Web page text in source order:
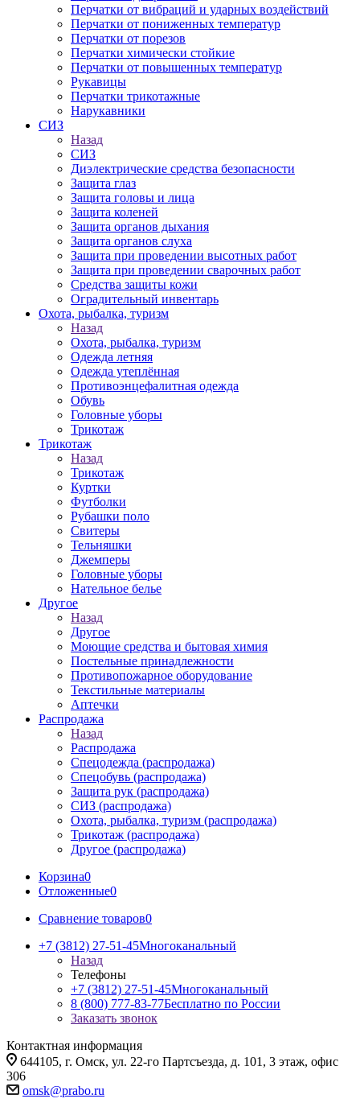
Перчатки от вибраций и ударных воздействий
Перчатки от пониженных температур
Перчатки от порезов
Перчатки химически стойкие
Перчатки от повышенных температур
Рукавицы
Перчатки трикотажные
Нарукавники
СИЗ
Назад
СИЗ
Диэлектрические средства безопасности
Защита глаз
Защита головы и лица
Защита коленей
Защита органов дыхания
Защита органов слуха
Защита при проведении высотных работ
Защита при проведении сварочных работ
Средства защиты кожи
Оградительный инвентарь
Охота, рыбалка, туризм
Назад
Охота, рыбалка, туризм
Одежда летняя
Одежда утеплённая
Противоэнцефалитная одежда
Обувь
Головные уборы
Трикотаж
Трикотаж
Назад
Трикотаж
Куртки
Футболки
Рубашки поло
Свитеры
Тельняшки
Джемперы
Головные уборы
Нательное белье
Другое
Назад
Другое
Моющие средства и бытовая химия
Постельные принадлежности
Противопожарное оборудование
Текстильные материалы
Аптечки
Распродажа
Назад
Распродажа
Спецодежда (распродажа)
Спецобувь (распродажа)
Защита рук (распродажа)
СИЗ (распродажа)
Охота, рыбалка, туризм (распродажа)
Трикотаж (распродажа)
Другое (распродажа)
Корзина0
Отложенные0
Сравнение товаров0
+7 (3812) 27-51-45Многоканальный
Назад
Телефоны
+7 (3812) 27-51-45Многоканальный
8 (800) 777-83-77Бесплатно по России
Заказать звонок
Контактная информация
644105, г. Омск, ул. 22-го Партсъезда, д. 101, 3 этаж, офис
306
omsk@prabo.ru